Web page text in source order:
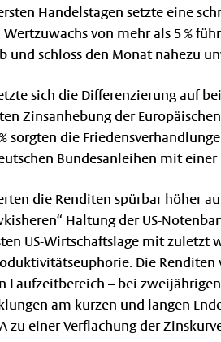
Handelstagen setzte eine
von mehr als 5 %
und schloss den Monat nahezu
sich die Differenzierung auf
Zinsanhebung der
sorgten die
Bundesanleihen mit einer
die Renditen spürbar höher
Haltung der US-
US-Wirtschaftslage mit
Die Renditen
Laufzeitbereich – bei
am kurzen und langen
zu einer Verflachung der